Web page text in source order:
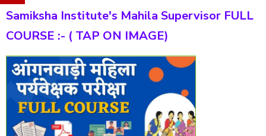
Samiksha Institute's Mahila Supervisor FULL
COURSE :- ( TAP ON IMAGE)